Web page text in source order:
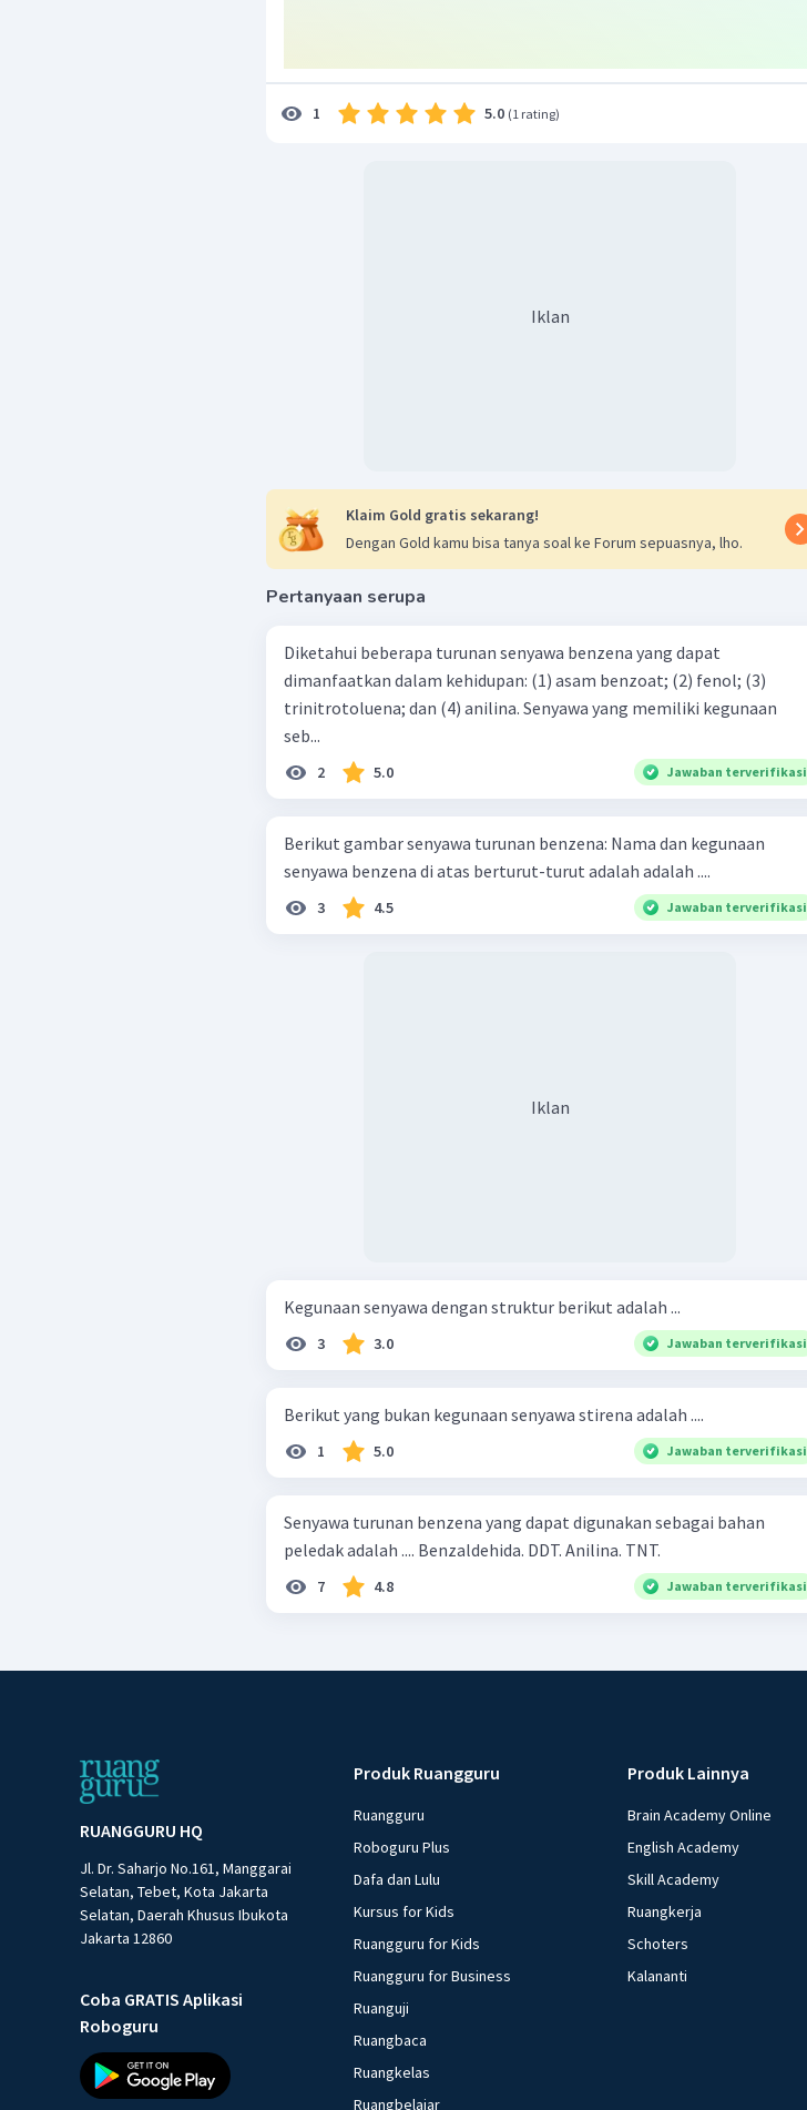
1 5.0 (1 rating)
Iklan
Klaim Gold gratis sekarang!
Dengan Gold kamu bisa tanya soal ke Forum sepuasnya, lho.
Pertanyaan serupa
Diketahui beberapa turunan senyawa benzena yang dapat
dimanfaatkan dalam kehidupan: (1) asam benzoat; (2) fenol; (3)
trinitrotoluena; dan (4) anilina. Senyawa yang memiliki kegunaan
seb...
2 5.0 Jawaban terverifikasi
Berikut gambar senyawa turunan benzena: Nama dan kegunaan
senyawa benzena di atas berturut-turut adalah adalah ....
3 4.5 Jawaban terverifikasi
Iklan
Kegunaan senyawa dengan struktur berikut adalah ...
3 3.0 Jawaban terverifikasi
Berikut yang bukan kegunaan senyawa stirena adalah ....
1 5.0 Jawaban terverifikasi
Senyawa turunan benzena yang dapat digunakan sebagai bahan
peledak adalah .... Benzaldehida. DDT. Anilina. TNT.
7 4.8 Jawaban terverifikasi
RUANGGURU HQ
Jl. Dr. Saharjo No.161, Manggarai
Selatan, Tebet, Kota Jakarta
Selatan, Daerah Khusus Ibukota
Jakarta 12860
Coba GRATIS Aplikasi
Roboguru
Produk Ruangguru
Ruangguru
Roboguru Plus
Dafa dan Lulu
Kursus for Kids
Ruangguru for Kids
Ruangguru for Business
Ruanguji
Ruangbaca
Ruangkelas
Ruangbelajar
Produk Lainnya
Brain Academy Online
English Academy
Skill Academy
Ruangkerja
Schoters
Kalananti